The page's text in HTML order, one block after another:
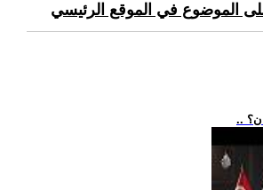
الموضوع في الموقع الرئيسي